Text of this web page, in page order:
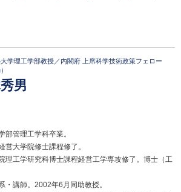
大学理工学部教授／内閣府 上席科学技術政策フェロー
男
部管理工学科卒業。
営大学院修士課程修了。
理工学研究科博士課程経営工学専攻修了。博士（工
・講師。2002年6月同助教授。